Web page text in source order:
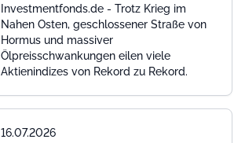
Investmentfonds.de - Trotz Krieg im
Nahen Osten, geschlossener Straße von
Hormus und massiver
Ölpreisschwankungen eilen viele
Aktienindizes von Rekord zu Rekord.
16.07.2026